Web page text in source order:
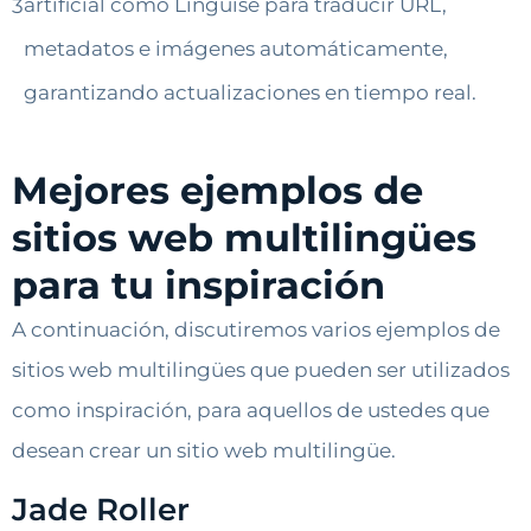
3
metadatos e imágenes automáticamente,
garantizando actualizaciones en tiempo real.
Mejores ejemplos de
sitios web multilingües
para tu inspiración
A continuación, discutiremos varios ejemplos de
sitios web multilingües que pueden ser utilizados
como inspiración, para aquellos de ustedes que
desean crear un sitio web multilingüe.
Jade Roller